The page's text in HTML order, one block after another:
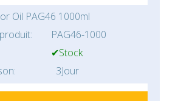
Oil PAG46 1000ml
PAG46-1000
✔Stock
3Jour